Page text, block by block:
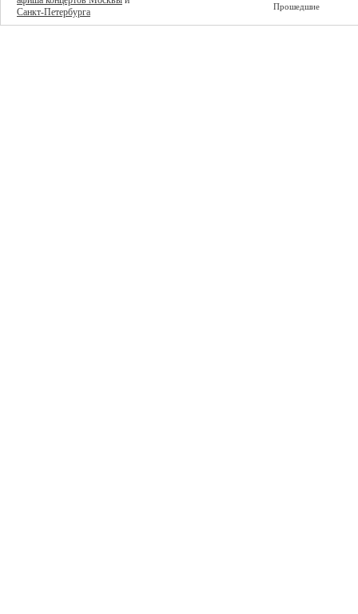
Санкт-Петербурга
Прошедшие